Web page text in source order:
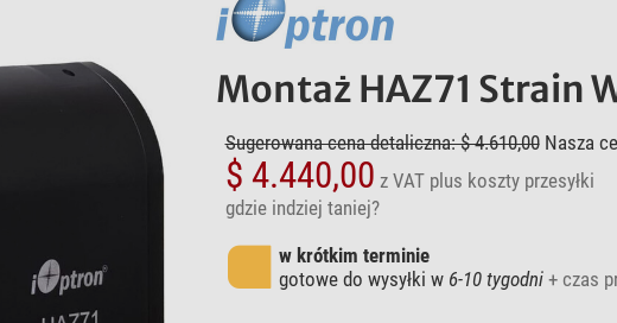
Montaż HAZ71 Strain
Sugerowana cena detaliczna: $ 4.610,00Nasza
$ 4.440,00 z VAT plus koszty przesyłki
gdzie indziej taniej?
w krótkim terminie
gotowe do wysyłki w 6-10 tygodni + czas